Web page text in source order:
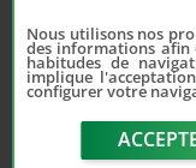
Nous utilisons nos
des informations afin
habitudes de
implique
configurer votre